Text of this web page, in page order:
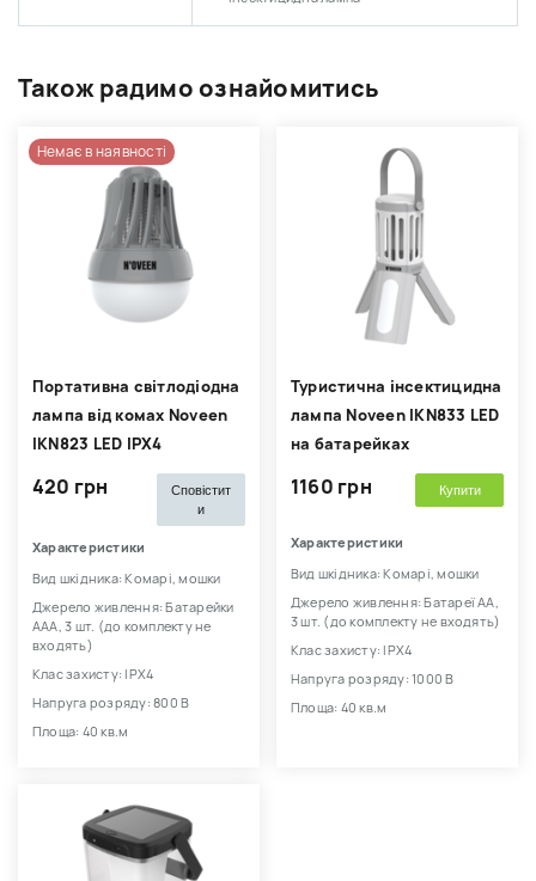
Також радимо ознайомитись
Немає в наявності
Портативна світлодіодна
лампа від комах Noveen
IKN823 LED IPХ4
420 грн
Сповістит
и
Характеристики
Вид шкідника: Комарі, мошки
Джерело живлення: Батарейки
ААА, 3 шт. (до комплекту не
входять)
Клас захисту: IPХ4
Напруга розряду: 800 В
Площа: 40 кв.м
Туристична інсектицидна
лампа Noveen IKN833 LED
на батарейках
1160 грн Купити
Характеристики
Вид шкідника: Комарі, мошки
Джерело живлення: Батареї АА,
3 шт. (до комплекту не входять)
Клас захисту: IPХ4
Напруга розряду: 1000 В
Площа: 40 кв.м